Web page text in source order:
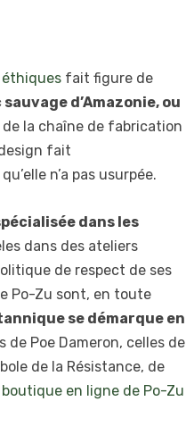
fait figure de
d’Amazonie, ou
la chaîne de fabrication
fait
n’a pas usurpée.
dans les
dans des ateliers
de respect de ses
Po-Zu sont, en toute
se démarque en
de Poe Dameron, celles de
de la Résistance, de
boutique en ligne de Po-Zu